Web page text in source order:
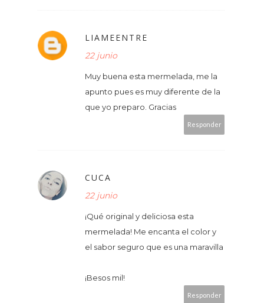
LIAMEENTRE
22 junio
Muy buena esta mermelada, me la
apunto pues es muy diferente de la
que yo preparo. Gracias
Responder
CUCA
22 junio
¡Qué original y deliciosa esta
mermelada! Me encanta el color y
el sabor seguro que es una maravilla
¡Besos mil!
Responder